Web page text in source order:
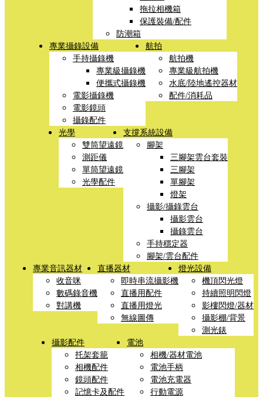
拖拉相機箱
保護裝備/配件
防潮箱
專業攝錄設備
手持攝錄機
專業級攝錄機
便攜式攝錄機
電影攝錄機
電影鏡頭
攝錄配件
航拍
航拍機
專業級航拍機
水底/陸地遙控器材
配件/消耗品
光學
雙筒望遠鏡
測距儀
單筒望遠鏡
光學配件
支撐系統設備
腳架
三腳架雲台套裝
三腳架
單腳架
燈架
攝影/攝錄雲台
攝影雲台
攝錄雲台
手持穩定器
腳架/雲台配件
專業音訊器材
收音咪
數碼錄音機
對講機
直播器材
即時串流攝影機
直播用配件
直播用燈光
無線圖傳
燈光設備
機頂閃光燈
持續照明閃燈
影樓閃燈/器材
攝影棚/背景
測光錶
攝影配件
托架套籠
相機配件
鏡頭配件
記憶卡及配件
電池
相機/器材電池
電池手柄
電池充電器
行動電源